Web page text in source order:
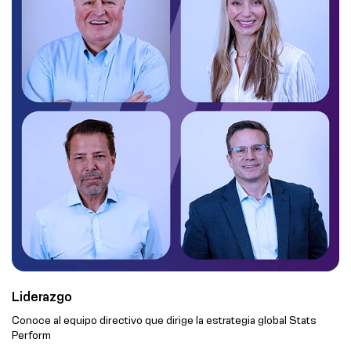
Liderazgo
Conoce al equipo directivo que dirige la estrategia global Stats
Perform